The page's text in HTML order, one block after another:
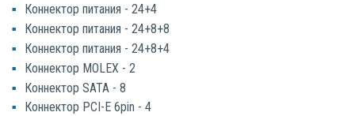
Коннектор питания - 24+4
Коннектор питания - 24+8+8
Коннектор питания - 24+8+4
Коннектор MOLEX - 2
Коннектор SATA - 8
Коннектор PCI-E 6pin - 4